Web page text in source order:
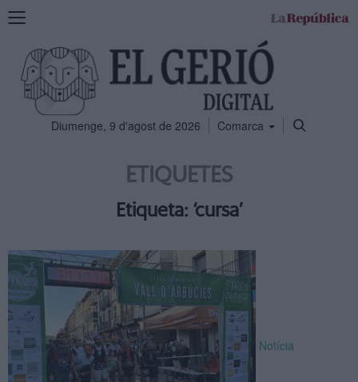
Mostra
navegació
Diumenge, 9 d'agost de 2026 Comarca
ETIQUETES
Etiqueta: ‘cursa’
Notícia